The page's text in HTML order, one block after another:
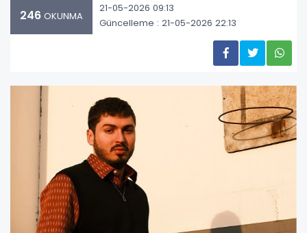
246 OKUNMA
21-05-2026 09:13
Güncelleme : 21-05-2026 22:13